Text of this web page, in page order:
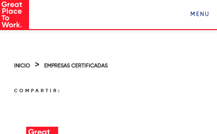
Conocé a Los Mejores Lugares para Trabajar en
MENU
INICIO > EMPRESAS CERTIFICADAS
COMPARTIR: